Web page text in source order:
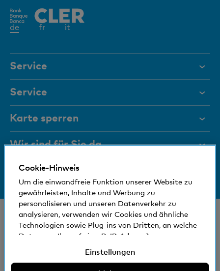
deAktives
fr it
Service
Hilfe & Kontakt
Dokumente
Magazin
Führungsgremien
Medien
Sozial und umweltfreundlich
Service
Digital Banking
Hilfe und Kontakt
Newsletter
Standorte
Self Onboarding
Karte sperren
+41 (0)800 88 99 66
Wir sind für Sie da
Hilfe & Kontakt
Standorte und Bancomaten
Bankinfos
© Bank Cler AG
Rechtliche Bedingungen und Hinweise
Cookie-Hinweis
Um die einwandfreie Funktion unserer Website zu
gewährleisten, Inhalte und Werbung zu
personalisieren und unseren Datenverkehr zu
analysieren, verwenden wir Cookies und ähnliche
Technologien sowie Plug-ins von Dritten, an welche
Daten von Ihnen (wie z.B. IP-Adresse)
werden können. Sie können der Verwendung von
Einstellungen